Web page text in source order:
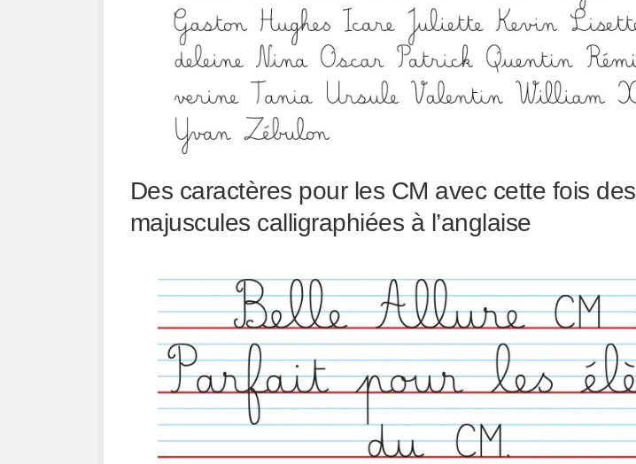
Des caractères pour les CM avec cette fois des
majuscules calligraphiées à l’anglaise